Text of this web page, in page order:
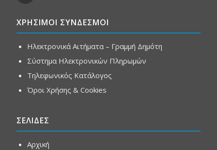
ΧΡΗΣΙΜΟΙ ΣΥΝΔΕΣΜΟΙ
Ηλεκτρονικά Αιτήματα – Γραμμή Δημότη
Σύστημα Ηλεκτρονικών Πληρωμών
Τηλεφωνικός Κατάλογος
Όροι Χρήσης & Cookies
ΣΕΛΙΔΕΣ
Αρχική